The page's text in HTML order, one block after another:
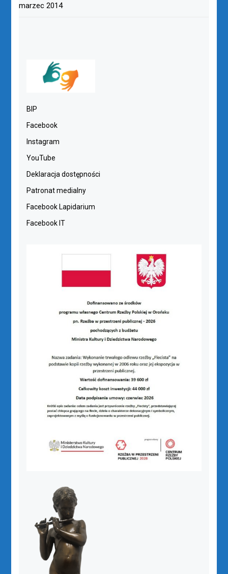
marzec 2014
BIP
Facebook
Instagram
YouTube
Deklaracja dostępności
Patronat medialny
Facebook Lapidarium
Facebook IT